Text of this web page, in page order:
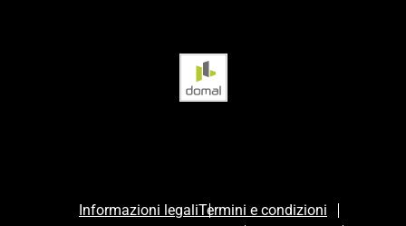
Informazioni legaliTermini e condizioni